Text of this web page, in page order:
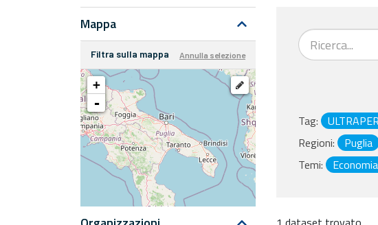
Mappa
Filtra sulla mappa Annulla selezione
+
-
Tag:
Regioni:
Puglia
Temi: